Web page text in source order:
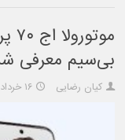
بی‌سیم معرفی
کیان رضایی ۱۶ خرداد ۱۴۰۵ ساعت ۱۵:۲۹